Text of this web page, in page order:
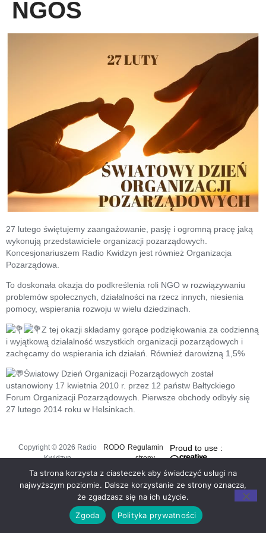
NGOS
27 lutego świętujemy zaangażowanie, pasję i ogromną pracę jaką
wykonują przedstawiciele organizacji pozarządowych.
Koncesjonariuszem Radio Kwidzyn jest również Organizacja
Pozarządowa.
To doskonała okazja do podkreślenia roli NGO w rozwiązywaniu
problemów społecznych, działalności na rzecz innych, niesienia
pomocy, wspierania rozwoju w wielu dziedzinach.
Z tej okazji składamy gorące podziękowania za codzienną
i wyjątkową działalność wszystkich organizacji pozarządowych i
zachęcamy do wspierania ich działań. Również darowizną 1,5%
Światowy Dzień Organizacji Pozarządowych został
ustanowiony 17 kwietnia 2010 r. przez 12 państw Bałtyckiego
Forum Organizacji Pozarządowych. Pierwsze obchody odbyły się
27 lutego 2014 roku w Helsinkach.
Copyright © 2026 Radio
Kwidzyn
RODO Regulamin
strony
Proud to use :
Ta strona korzysta z ciasteczek aby świadczyć usługi na
najwyższym poziomie. Dalsze korzystanie ze strony oznacza,
że zgadzasz się na ich użycie.
Zgoda
Polityka prywatności